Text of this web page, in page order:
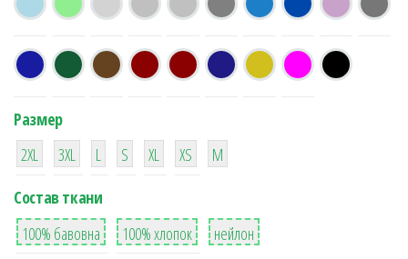
Размер
38
2XL
16
3XL
42
L
42
S
42
XL XS
М
Состав ткани
8
100% бавовна
36
100% хлопок
2
нейлон